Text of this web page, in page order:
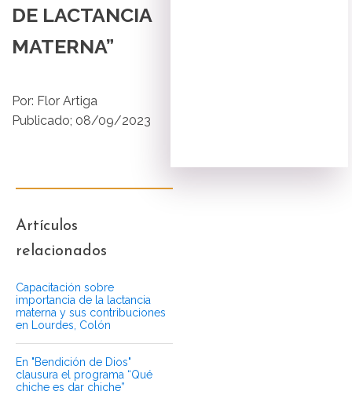
DE LACTANCIA
MATERNA”
Por: Flor Artiga
Publicado; 08/09/2023
Artículos
relacionados
Capacitación sobre
importancia de la lactancia
materna y sus contribuciones
en Lourdes, Colón
En "Bendición de Dios"
clausura el programa “Qué
chiche es dar chiche”